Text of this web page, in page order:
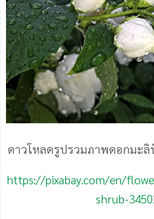
ดาวโหลดรูปรวมภาพดอกมะ
https://pixabay.com/en/
shrub-